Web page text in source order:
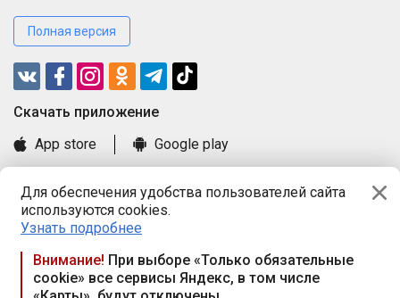
Для обеспечения удобства пользователей сайта
используются cookies.
Узнать подробнее
Внимание! При выборе «Только обязательные
cookie» все сервисы Яндекс, в том числе
Полная версия
Cкачать приложение
App store
Google play
Книга замечаний и предложений
Правила и документы
Praca.by © 2000—2026, ООО «ПРАЦА БАЙ»
Республика Беларусь, 220114, г. Минск, пр-т Независимости
117а, пом. № 9.